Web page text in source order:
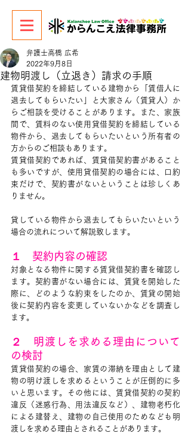
建物明渡し（立退き）請求の手順
弁護士高橋 広希
2022年9月8日
賃貸借契約を締結している建物から「賃借人に
退去してもらいたい」と大家さん（賃貸人）か
らご相談を受けることがあります。また、家族
間で、賃料のない使用貸借契約を締結している
物件から、退去してもらいたいという所有者の
方からのご相談もあります。
賃貸借契約であれば、賃貸借契約書があること
も多いですが、使用貸借契約の場合には、口約
束だけで、契約書がないということは珍しくあ
りません。
貸している物件から退去してもらいたいという
場合の流れについて解説致します。
１　契約内容の確認
対象となる物件に関する賃貸借契約書を確認し
ます。契約書がない場合には、賃貸を開始した
際に、どのような約束をしたのか、賃貸の開始
後に契約内容を変更していないかなどを調査し
ます。
２　明渡しを求める理由について
の検討
賃貸借契約の場合、家賃の滞納を理由として建
物の明け渡しを求めるということが圧倒的に多
いと思います。その他には、賃貸借契約の契約
違反（迷惑行為、用法違反など）、建物老朽化
による建替え、建物の自己使用のためなども明
渡しを求める理由とされることがあります。